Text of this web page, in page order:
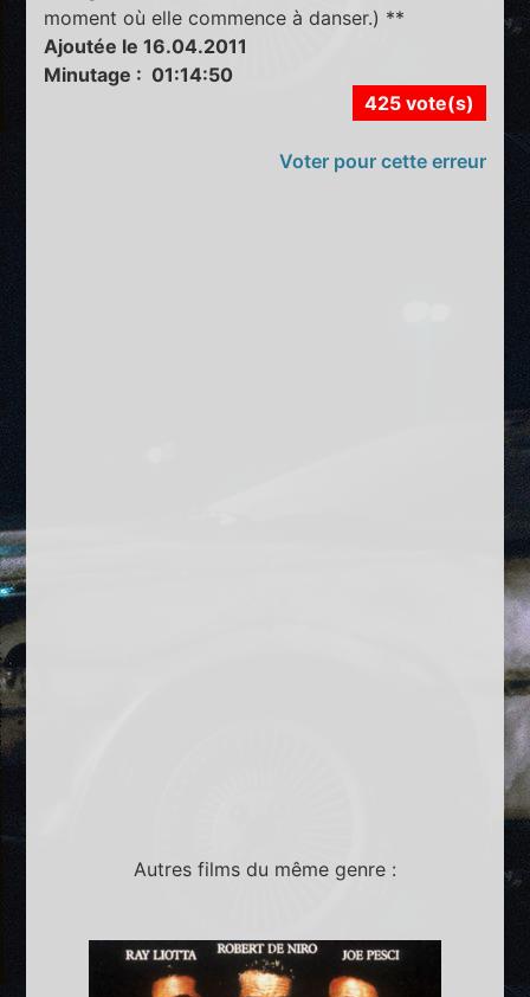
moment où elle commence à danser.) **
Ajoutée le 16.04.2011
Minutage : 01:14:50
425 vote(s)
Voter pour cette erreur
Autres films du même genre :